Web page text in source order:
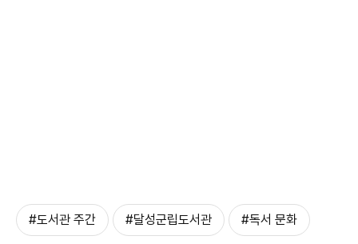
#도서관 주간 #달성군립도서관 #독서 문화